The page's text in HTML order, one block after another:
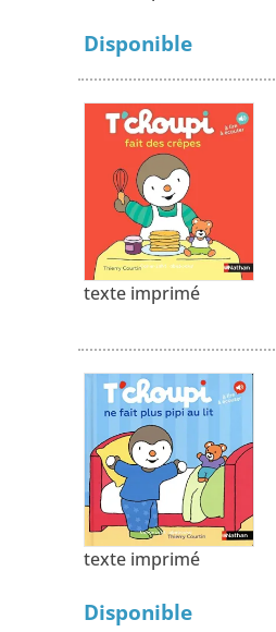
Disponible
texte imprimé
texte imprimé
Disponible